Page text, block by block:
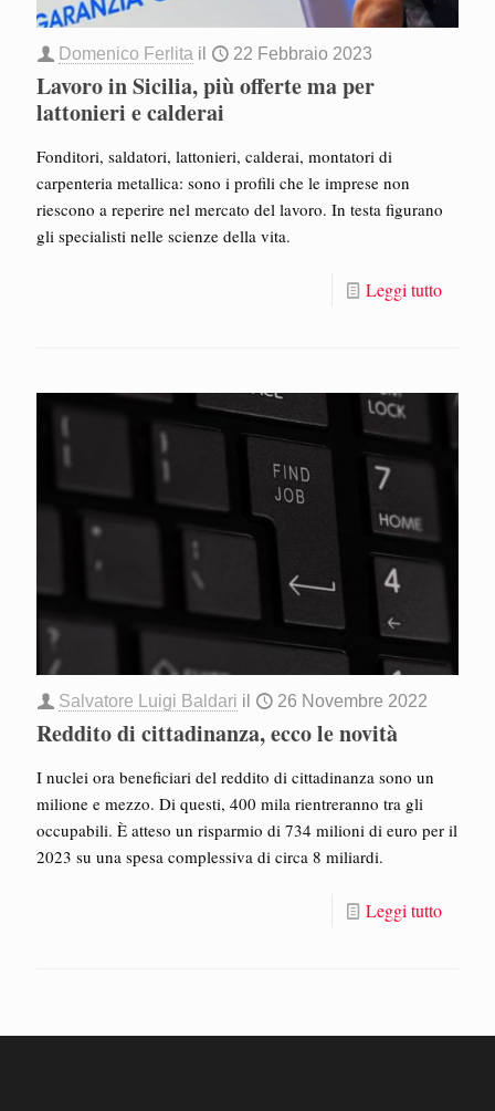
Domenico Ferlita il 22 Febbraio 2023
Lavoro in Sicilia, più offerte ma per
lattonieri e calderai
Fonditori, saldatori, lattonieri, calderai, montatori di
carpenteria metallica: sono i profili che le imprese non
riescono a reperire nel mercato del lavoro. In testa figurano
gli specialisti nelle scienze della vita.
Leggi tutto
Salvatore Luigi Baldari il 26 Novembre 2022
Reddito di cittadinanza, ecco le novità
I nuclei ora beneficiari del reddito di cittadinanza sono un
milione e mezzo. Di questi, 400 mila rientreranno tra gli
occupabili. È atteso un risparmio di 734 milioni di euro per il
2023 su una spesa complessiva di circa 8 miliardi.
Leggi tutto